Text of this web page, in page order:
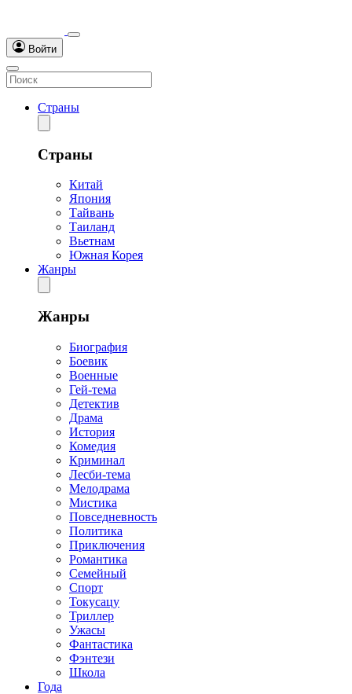
Войти
Страны
Страны
Китай
Япония
Тайвань
Таиланд
Вьетнам
Южная Корея
Жанры
Жанры
Биография
Боевик
Военные
Гей-тема
Детектив
Драма
История
Комедия
Криминал
Лесби-тема
Мелодрама
Мистика
Повседневность
Политика
Приключения
Романтика
Семейный
Спорт
Токусацу
Триллер
Ужасы
Фантастика
Фэнтези
Школа
Года